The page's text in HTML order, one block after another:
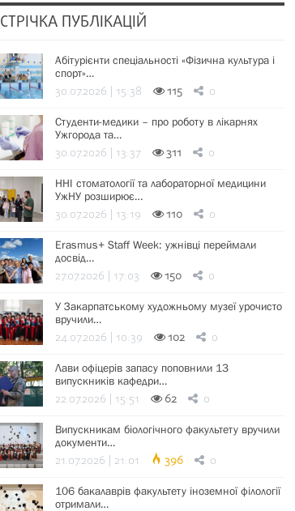
СТРІЧКА ПУБЛІКАЦІЙ
Абітурієнти спеціальності «Фізична культура і
спорт»…
30.07.2026 | 15:38 115 0
Студенти-медики – про роботу в лікарнях
Ужгорода та…
30.07.2026 | 13:37 311 0
ННІ стоматології та лабораторної медицини
УжНУ розширює…
30.07.2026 | 13:19 110 0
Erasmus+ Staff Week: ужнівці переймали
досвід…
27.07.2026 | 17:03 150 0
У Закарпатському художньому музеї урочисто
вручили…
24.07.2026 | 10:39 102 0
Лави офіцерів запасу поповнили 13
випускників кафедри…
22.07.2026 | 15:51 62 0
Випускникам біологічного факультету вручили
документи…
21.07.2026 | 21:01 396 0
106 бакалаврів факультету іноземної філології
отримали…